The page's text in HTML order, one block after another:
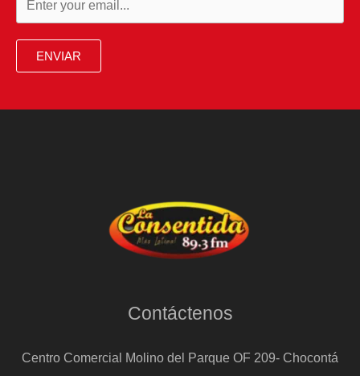
ENVIAR
Contáctenos
Centro Comercial Molino del Parque OF 209- Chocontá